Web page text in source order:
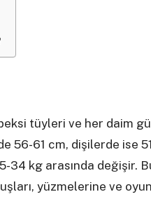
tüyleri ve her daim
56-61 cm, dişilerde ise
34 kg arasında değişir.
yüzmelerine ve oyun